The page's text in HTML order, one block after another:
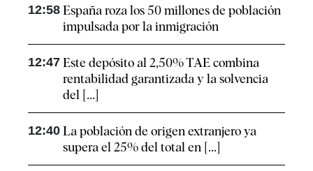
12:58 España roza los 50 millones de población
impulsada por la inmigración
12:47 Este depósito al 2,50% TAE combina
rentabilidad garantizada y la solvencia
del [...]
12:40 La población de origen extranjero ya
supera el 25% del total en [...]